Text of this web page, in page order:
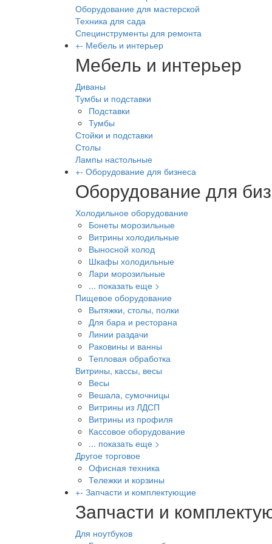
Оборудование для мастерской
Техника для сада
Специнструменты для ремонта
+- Мебель и интерьер
Мебель и интерьер
Диваны
Тумбы и подставки
Подставки
Тумбы
Стойки и подставки
Столы
Лампы настольные
+- Оборудование для бизнеса
Оборудование для
Холодильное оборудование
Бонеты морозильные
Витрины холодильные
Выносной холод
Шкафы холодильные
Лари морозильные
... показать еще >
Пищевое оборудование
Вытяжки, столы, полки
Для бара и ресторана
Линии раздачи
Раковины и ванны
Тепловая обработка
Витрины, кассы, весы
Весы
Вешала, сумочницы
Витрины из ЛДСП
Витрины из профиля
Кассовое оборудование
... показать еще >
Другое торговое
Офисная техника
Тележки и корзины
+- Запчасти и комплектующие
Запчасти и
Для ноутбуков